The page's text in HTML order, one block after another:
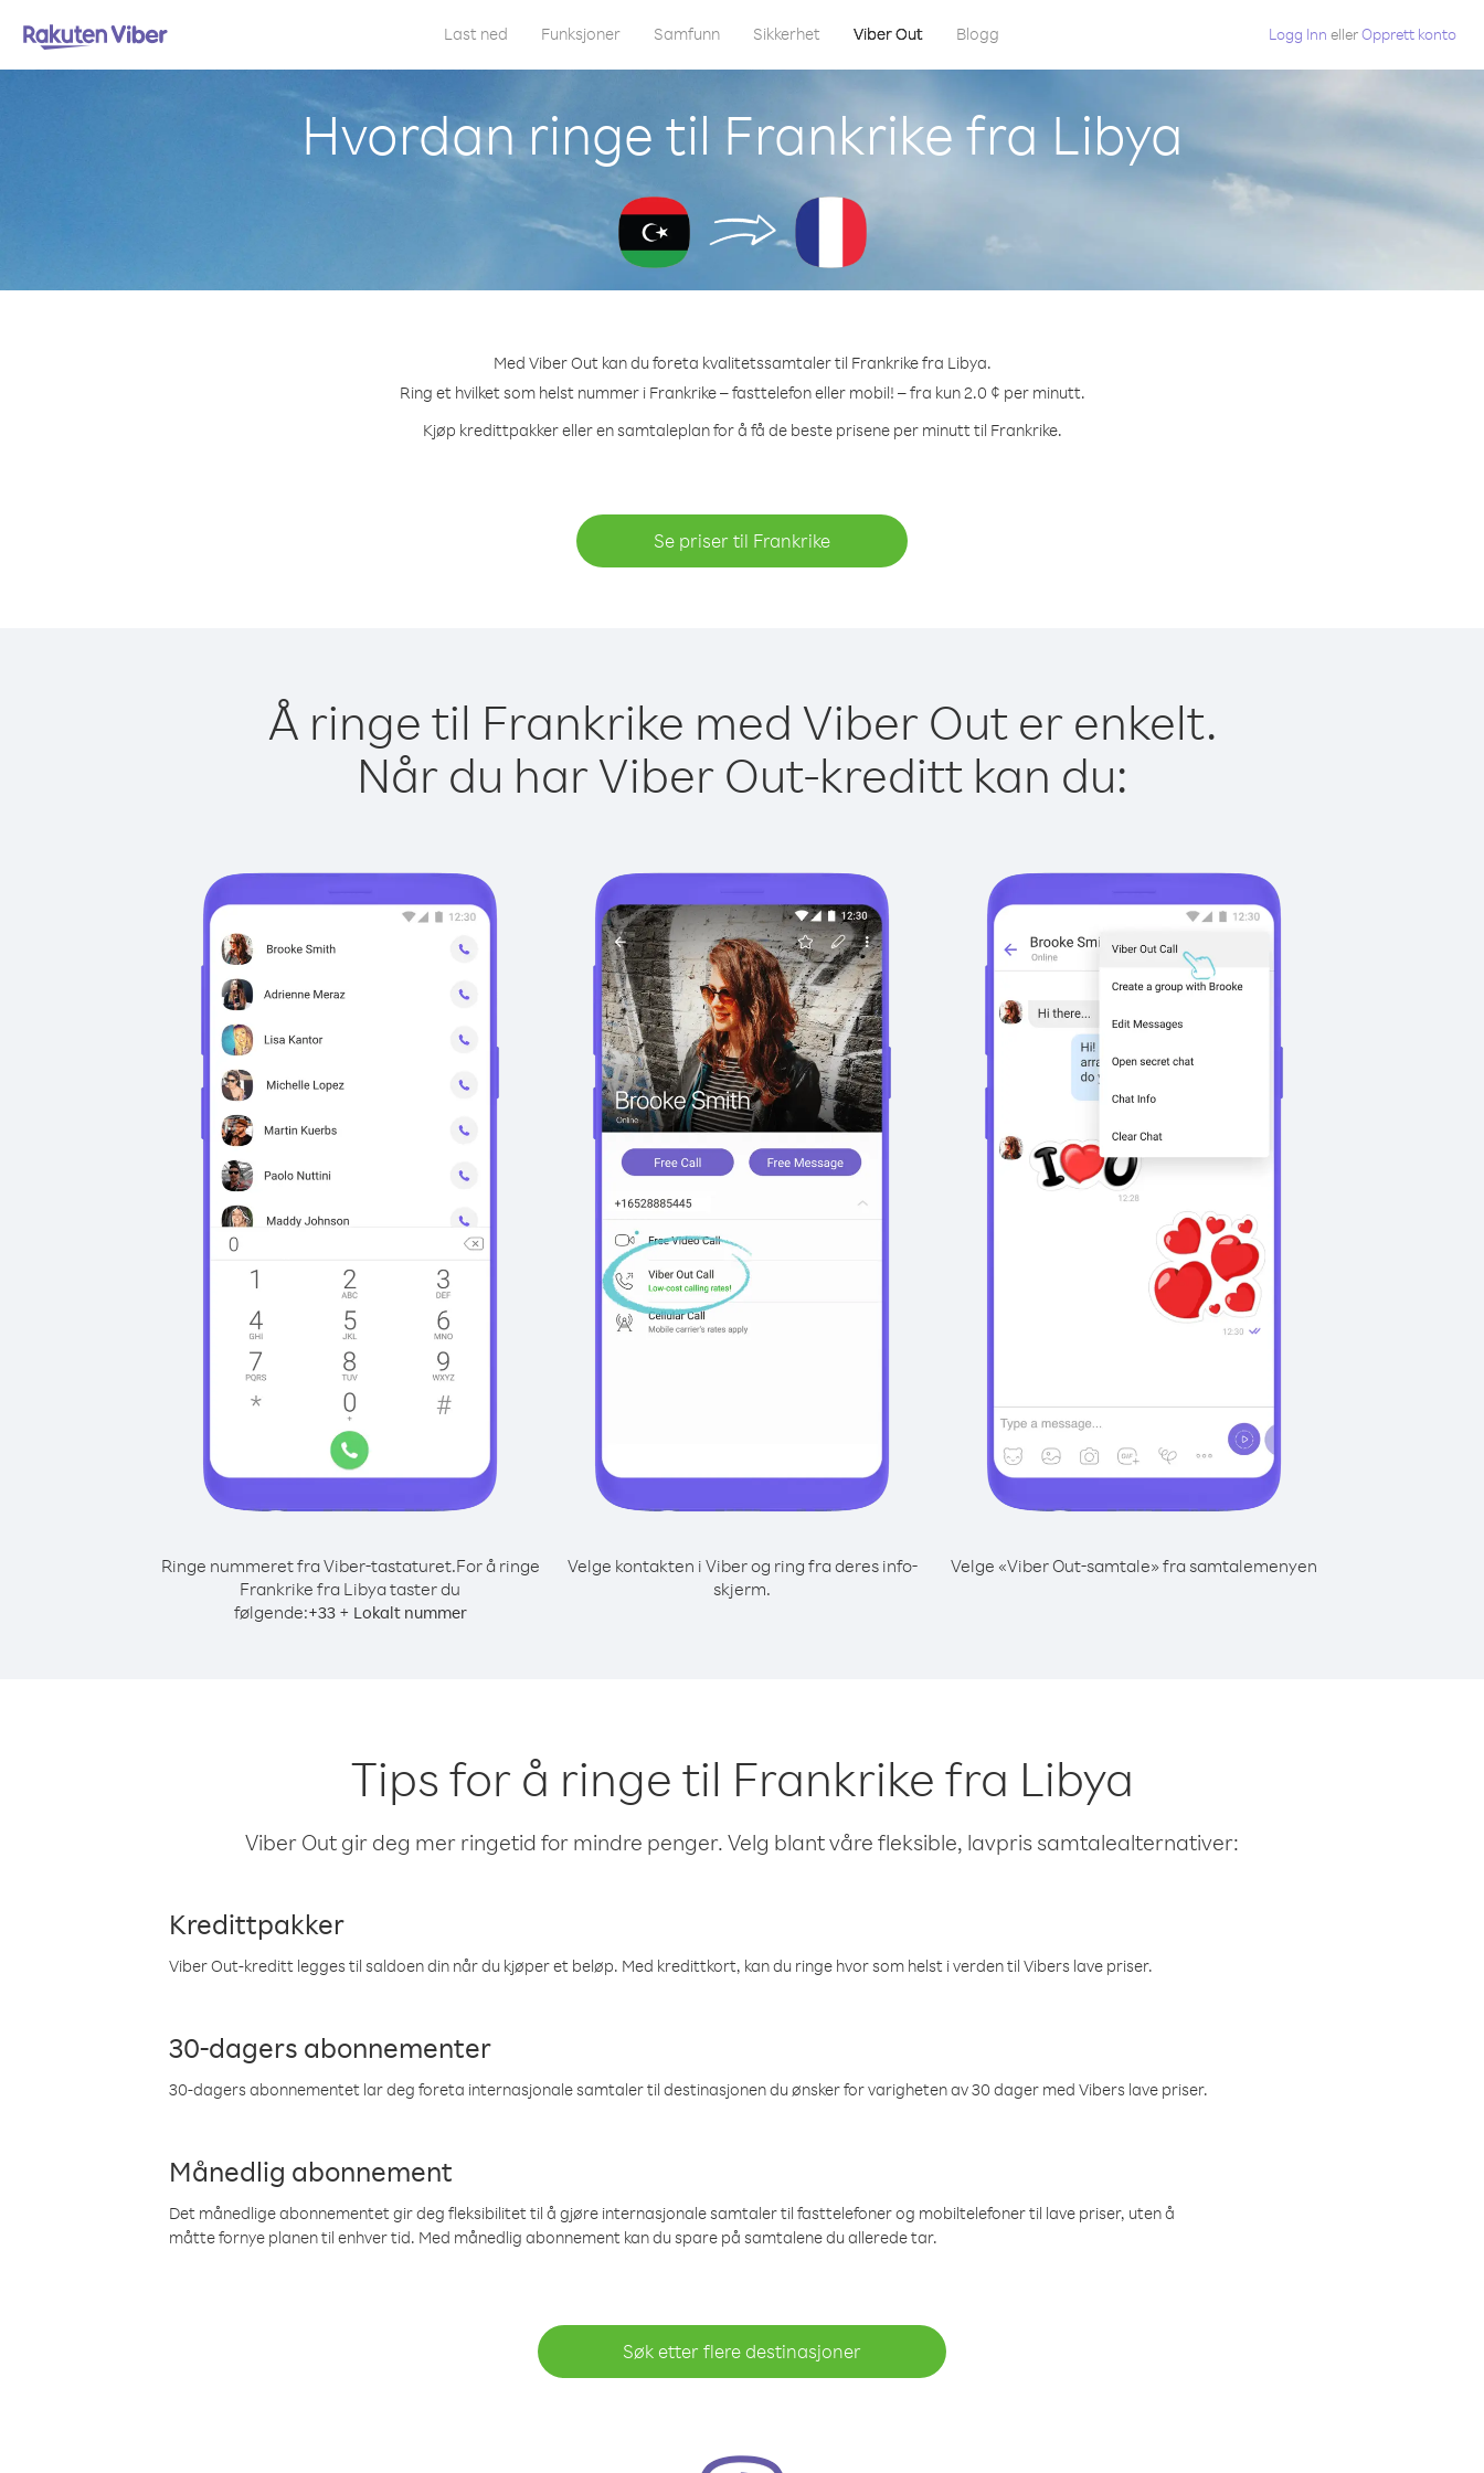
Last ned Funksjoner Samfunn Sikkerhet Viber Out Blogg Logg Inn ellerOpprett konto
Hvordan ringe til Frankrike fra Libya
Med Viber Out kan du foreta kvalitetssamtaler til Frankrike fra Libya.
Ring et hvilket som helst nummer i Frankrike – fasttelefon eller mobil! – fra kun 2.0 ¢ per minutt.
Kjøp kredittpakker eller en samtaleplan for å få de beste prisene per minutt til Frankrike.
Se priser til Frankrike
Å ringe til Frankrike med Viber Out er enkelt.
Når du har Viber Out-kreditt kan du:
Ringe nummeret fra Viber-tastaturet.For å ringe
Frankrike fra Libya taster du
følgende:+33+ Lokalt nummer
Velge kontakten i Viber og ring fra deres info-
skjerm.
Velge «Viber Out-samtale» fra samtalemenyen
Tips for å ringe til Frankrike fra Libya
Viber Out gir deg mer ringetid for mindre penger. Velg blant våre fleksible, lavpris samtalealternativer:
Kredittpakker
Viber Out-kreditt legges til saldoen din når du kjøper et beløp. Med kredittkort, kan du ringe hvor som helst i verden til Vibers lave priser.
30-dagers abonnementer
30-dagers abonnementet lar deg foreta internasjonale samtaler til destinasjonen du ønsker for varigheten av 30 dager med Vibers lave priser.
Månedlig abonnement
Det månedlige abonnementet gir deg fleksibilitet til å gjøre internasjonale samtaler til fasttelefoner og mobiltelefoner til lave priser, uten å
måtte fornye planen til enhver tid. Med månedlig abonnement kan du spare på samtalene du allerede tar.
Søk etter flere destinasjoner